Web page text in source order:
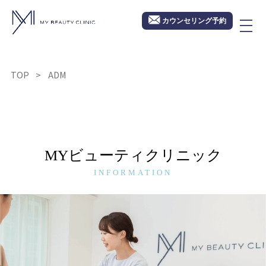
カウンセリング予約
TOP ADM
MYビューティクリニック
INFORMATION